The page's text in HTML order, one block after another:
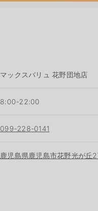
マックスバリュ 花野団地店
8:00-22:00
099-228-0141
鹿児島県鹿児島市花野光が丘